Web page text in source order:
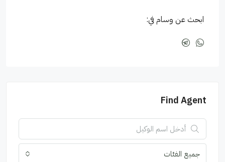
ابحث عن وسام في:
Find Agent
جميع الفئات